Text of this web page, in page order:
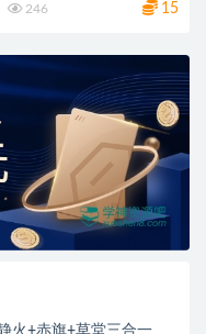
246 15
火+赤旗+草堂三合一